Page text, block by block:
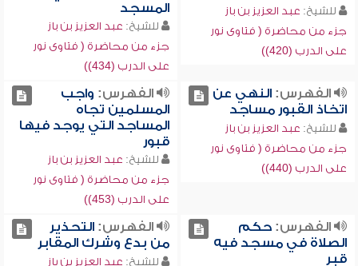
للشيخ: عبد العزيز بن باز
جزء من محاضرة ( فتاوى نور
على الدرب (420))
المسجد
للشيخ: عبد العزيز بن باز
جزء من محاضرة ( فتاوى نور
على الدرب (434))
الفهرس:النهي عن
اتخاذ القبور مساجد
للشيخ: عبد العزيز بن باز
جزء من محاضرة ( فتاوى نور
على الدرب (440))
الفهرس: واجب
المسلمين تجاه
المساجد التي يوجد فيها
قبور
للشيخ: عبد العزيز بن باز
جزء من محاضرة ( فتاوى نور
على الدرب (453))
الفهرس:حكم
الصلاة في مسجد فيه
قبر
الفهرس:التحذير
من بدع وشرك المقابر
للشيخ: عبد العزيز بن باز